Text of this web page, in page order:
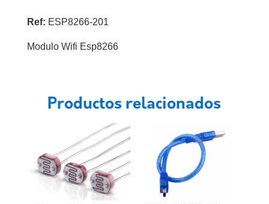
Ref: ESP8266-201
Modulo Wifi Esp8266
Productos relacionados